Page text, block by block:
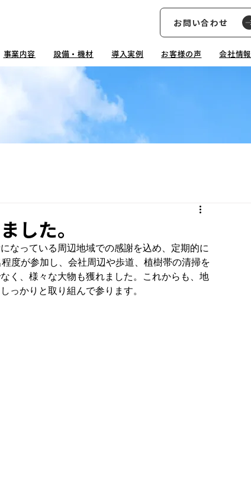
お問い合わせ
事業内容 設備・機材 導入実例 お客様の声 会社情報
した。
なっている周辺地域での感謝を込め、定期的に
度が参加し、会社周辺や歩道、植樹帯の清掃を
く、様々な大物も獲れました。
これからも、地
っかりと取り組んで参ります。